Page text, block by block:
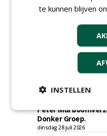
Provincie Drenthe
provincie Drenthe
zondag 2 augustus 2026
Gemeente
vrijdag 31 juli 2026
Peter Mul
Donker Groep.
dinsdag 28 juli 2026
te kunnen blijven
INSTELLEN